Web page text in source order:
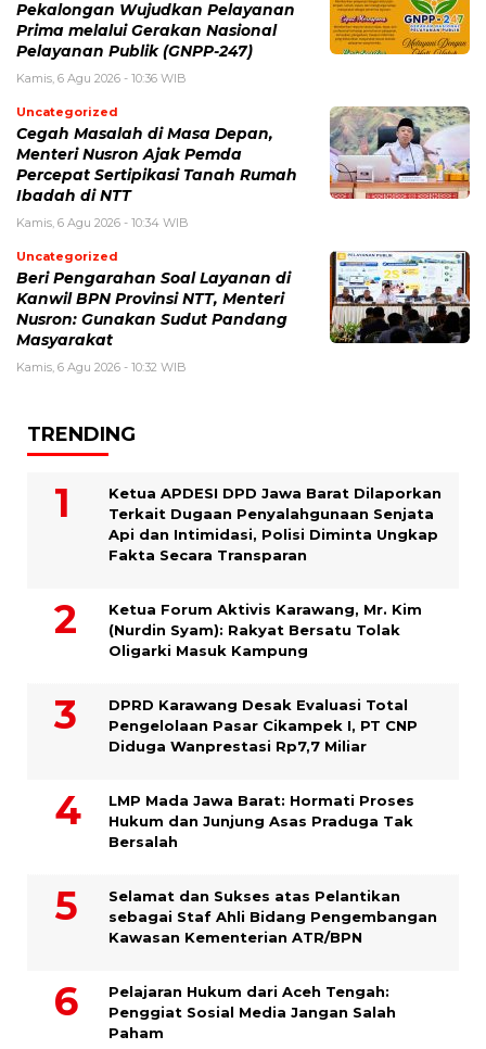
Pekalongan Wujudkan Pelayanan
Prima melalui Gerakan Nasional
Pelayanan Publik (GNPP-247)
Kamis, 6 Agu 2026 - 10:36 WIB
Uncategorized
Cegah Masalah di Masa Depan,
Menteri Nusron Ajak Pemda
Percepat Sertipikasi Tanah Rumah
Ibadah di NTT
Kamis, 6 Agu 2026 - 10:34 WIB
Uncategorized
Beri Pengarahan Soal Layanan di
Kanwil BPN Provinsi NTT, Menteri
Nusron: Gunakan Sudut Pandang
Masyarakat
Kamis, 6 Agu 2026 - 10:32 WIB
TRENDING
Ketua APDESI DPD Jawa Barat Dilaporkan
Terkait Dugaan Penyalahgunaan Senjata
Api dan Intimidasi, Polisi Diminta Ungkap
Fakta Secara Transparan
Ketua Forum Aktivis Karawang, Mr. Kim
(Nurdin Syam): Rakyat Bersatu Tolak
Oligarki Masuk Kampung
DPRD Karawang Desak Evaluasi Total
Pengelolaan Pasar Cikampek I, PT CNP
Diduga Wanprestasi Rp7,7 Miliar
LMP Mada Jawa Barat: Hormati Proses
Hukum dan Junjung Asas Praduga Tak
Bersalah
Selamat dan Sukses atas Pelantikan
sebagai Staf Ahli Bidang Pengembangan
Kawasan Kementerian ATR/BPN
Pelajaran Hukum dari Aceh Tengah:
Penggiat Sosial Media Jangan Salah
Paham